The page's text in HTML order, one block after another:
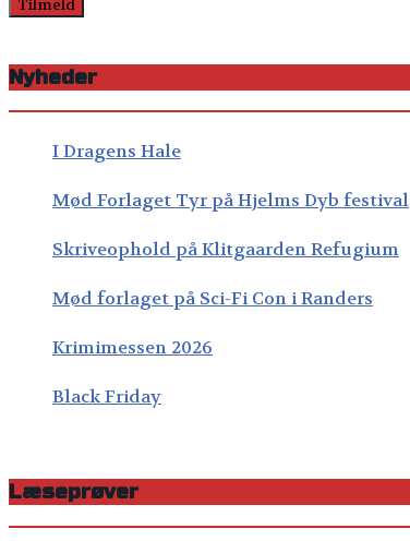
Nyheder
I Dragens Hale
Mød Forlaget Tyr på Hjelms Dyb festival
Skriveophold på Klitgaarden Refugium
Mød forlaget på Sci-Fi Con i Randers
Krimimessen 2026
Black Friday
Læseprøver